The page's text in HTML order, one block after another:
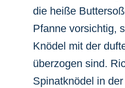
die heiße
Pfanne vorsichtig,
Knödel mit der
überzogen sind.
Spinatknödel in